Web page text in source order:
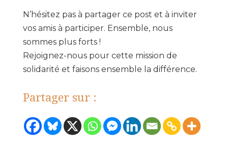
N’hésitez pas à partager ce post et à inviter
vos amis à participer. Ensemble, nous
sommes plus forts !
Rejoignez-nous pour cette mission de
solidarité et faisons ensemble la différence.
Partager sur :